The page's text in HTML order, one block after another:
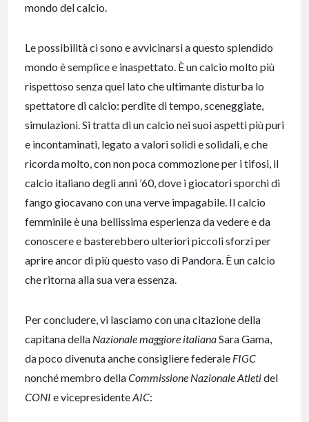
mondo del calcio.
Le possibilità ci sono e avvicinarsi a questo splendido
mondo è semplice e inaspettato. È un calcio molto più
rispettoso senza quel lato che ultimante disturba lo
spettatore di calcio: perdite di tempo, sceneggiate,
simulazioni. Si tratta di un calcio nei suoi aspetti più puri
e incontaminati, legato a valori solidi e solidali, e che
ricorda molto, con non poca commozione per i tifosi, il
calcio italiano degli anni ’60, dove i giocatori sporchi di
fango giocavano con una verve impagabile. Il calcio
femminile è una bellissima esperienza da vedere e da
conoscere e basterebbero ulteriori piccoli sforzi per
aprire ancor di più questo vaso di Pandora. È un calcio
che ritorna alla sua vera essenza.
Per concludere, vi lasciamo con una citazione della
capitana della Nazionale maggiore italianaSara Gama,
da poco divenuta anche consigliere federale FIGC
nonché membro dellaCommissione Nazionale Atletidel
CONI e vicepresidenteAIC: